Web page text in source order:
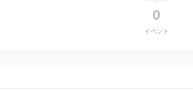
0
イベント